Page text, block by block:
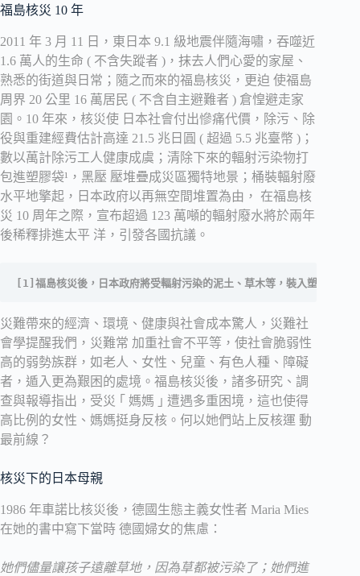
福島核災 10 年
2011 年 3 月 11 日，東日本 9.1 級地震伴隨海嘯，吞噬近
1.6 萬人的生命 ( 不含失蹤者 )，抹去人們心愛的家屋、
熟悉的街道與日常；隨之而來的福島核災，更迫 使福島
周界 20 公里 16 萬居民 ( 不含自主避難者 ) 倉惶避走家
園。10 年來，核災使 日本社會付出慘痛代價，除污、除
役與重建經費估計高達 21.5 兆日圓 ( 超過 5.5 兆臺幣 )；
數以萬計除污工人健康成虞；清除下來的輻射污染物打
包進塑膠袋¹，黑壓 壓堆疊成災區獨特地景；桶裝輻射廢
水平地擎起，日本政府以再無空間堆置為由， 在福島核
災 10 周年之際，宣布超過 123 萬噸的輻射廢水將於兩年
後稀釋排進太平 洋，引發各國抗議。
[1]福島核災後，日本政府將受輻射污染的泥土、草木等，裝入塑膠的除
災難帶來的經濟、環境、健康與社會成本驚人，災難社
會學提醒我們，災難常 加重社會不平等，使社會脆弱性
高的弱勢族群，如老人、女性、兒童、有色人種、障礙
者，遁入更為艱困的處境。福島核災後，諸多研究、調
查與報導指出，受災 ｢ 媽媽 ｣ 遭遇多重困境，這也使得
高比例的女性、媽媽挺身反核。何以她們站上反核運 動
最前線？
核災下的日本母親
1986 年車諾比核災後，德國生態主義女性者 Maria Mies
在她的書中寫下當時 德國婦女的焦慮：
她們儘量讓孩子遠離草地，因為草都被污染了；她們進